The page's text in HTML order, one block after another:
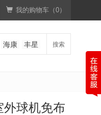
我的购物车（0）
搜索
海康 丰星
外球机免布